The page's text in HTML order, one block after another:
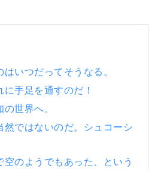
いつだってそうなる。
手足を通すのだ！
世界へ。
然ではないのだ。シュコーシ
空のようでもあった、という